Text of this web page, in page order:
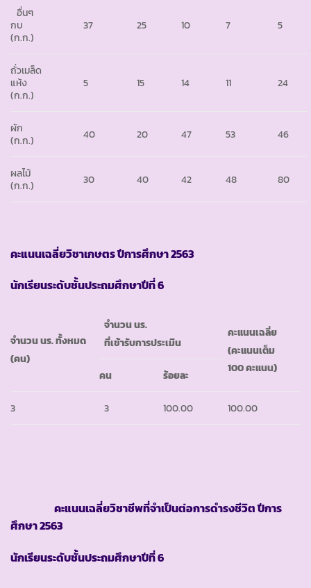
อื่นๆ
กบ
(ก.ก.)
37 25 10 7 5
ถั่วเมล็ด
แห้ง
(ก.ก.)
5 15 14 11 24
ผัก
(ก.ก.)
40 20 47 53 46
ผลไม้
(ก.ก.)
30 40 42 48 80
คะแนนเฉลี่ยวิชาเกษตร ปีการศึกษา2563
นักเรียนระดับชั้นประถมศึกษาปีที่ 6
จำนวน นร. ทั้งหมด
(คน)
จำนวน นร.
ที่เข้ารับการประเมิน
คะแนนเฉลี่ย
(คะแนนเต็ม
100 คะแนน)
คน ร้อยละ
3 3 100.00 100.00
คะแนนเฉลี่ยวิชาชีพที่จำเป็นต่อการดำรงชีวิต ปีการ
ศึกษา2563
นักเรียนระดับชั้นประถมศึกษาปีที่ 6